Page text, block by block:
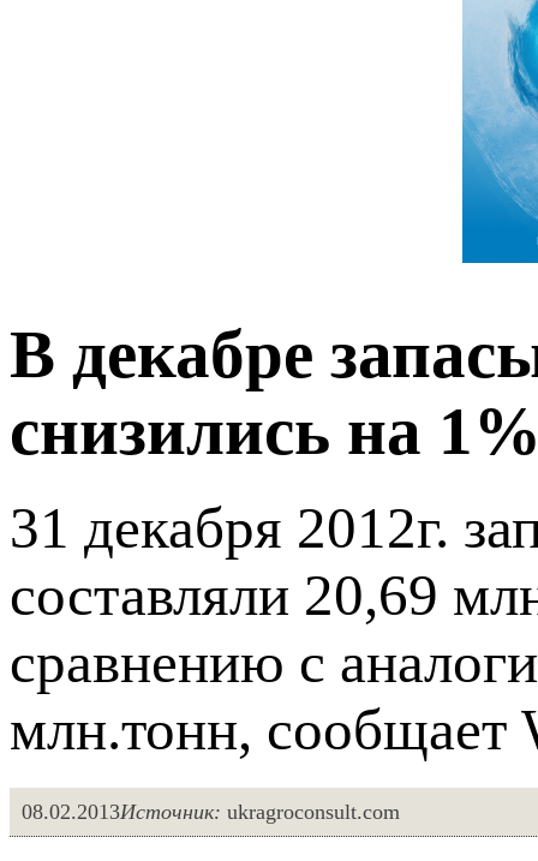
В декабре
снизились на
31 декабря 2012г.
составляли 20,69
сравнению с
млн.тонн, сообщает
08.02.2013Источник: ukragroconsult.com